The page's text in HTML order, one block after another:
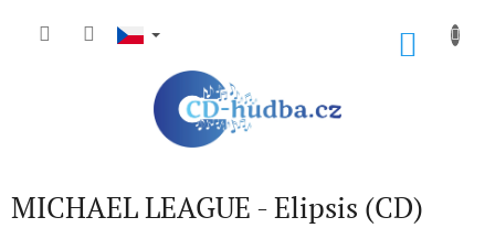
MICHAEL LEAGUE - Elipsis (CD)